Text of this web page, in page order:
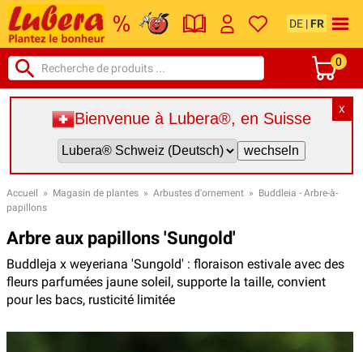
DE | FR
0
X
Bienvenue à Lubera®, en Suisse
Accueil » Magasin de plantes » Arbustes d'ornement » Buddleia - Arbre-à-
papillons
Arbre aux papillons 'Sungold'
Buddleja x weyeriana 'Sungold' : floraison estivale avec des
fleurs parfumées jaune soleil, supporte la taille, convient
pour les bacs, rusticité limitée